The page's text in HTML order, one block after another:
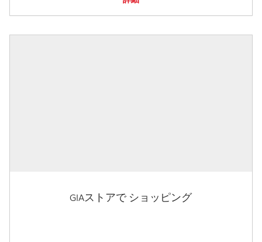
GIAストアで ショッピング